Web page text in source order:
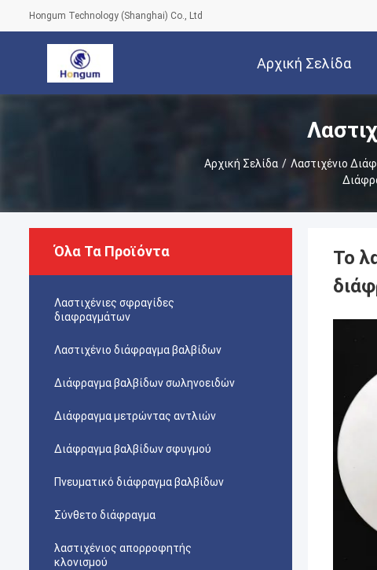
Hongum Technology (Shanghai) Co., Ltd
Αρχική Σελίδα
Αρχική Σελίδα / Λαστιχένιο
Όλα Τα Προϊόντα
Λαστιχένιες σφραγίδες
διαφραγμάτων
Λαστιχένιο διάφραγμα βαλβίδων
Διάφραγμα βαλβίδων σωληνοειδών
Διάφραγμα μετρώντας αντλιών
Διάφραγμα βαλβίδων σφυγμού
Πνευματικό διάφραγμα βαλβίδων
Σύνθετο διάφραγμα
λαστιχένιος απορροφητής
κλονισμού
Το